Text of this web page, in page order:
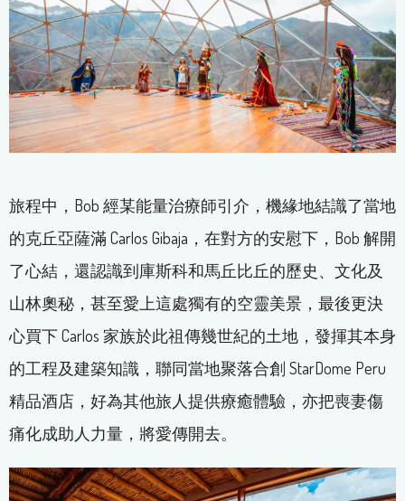
旅程中，Bob 經某能量治療師引介，機緣地結識了當地
的克丘亞薩滿 Carlos Gibaja，在對方的安慰下，Bob 解開
了心結，還認識到庫斯科和馬丘比丘的歷史、文化及
山林奧秘，甚至愛上這處獨有的空靈美景，最後更決
心買下 Carlos 家族於此祖傳幾世紀的土地，發揮其本身
的工程及建築知識，聯同當地聚落合創 StarDome Peru
精品酒店，好為其他旅人提供療癒體驗，亦把喪妻傷
痛化成助人力量，將愛傳開去。